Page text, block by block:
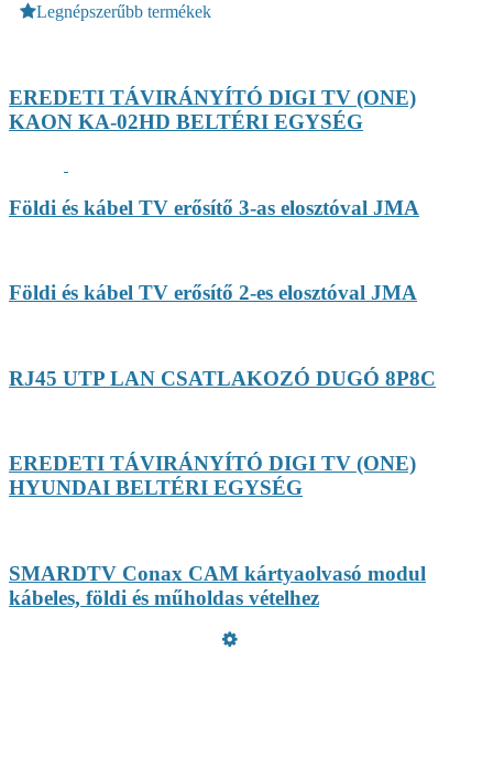
Legnépszerűbb termékek
EREDETI TÁVIRÁNYÍTÓ DIGI TV (ONE)
KAON KA-02HD BELTÉRI EGYSÉG
Földi és kábel TV erősítő 3-as elosztóval JMA
Földi és kábel TV erősítő 2-es elosztóval JMA
RJ45 UTP LAN CSATLAKOZÓ DUGÓ 8P8C
EREDETI TÁVIRÁNYÍTÓ DIGI TV (ONE)
HYUNDAI BELTÉRI EGYSÉG
SMARDTV Conax CAM kártyaolvasó modul
kábeles, földi és műholdas vételhez